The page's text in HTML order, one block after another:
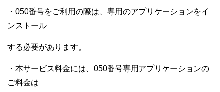
・050番号をご利用の際は、専用のアプリケーションをイ
ンストール
する必要があります。
・本サービス料金には、050番号専用アプリケーションの
ご料金は